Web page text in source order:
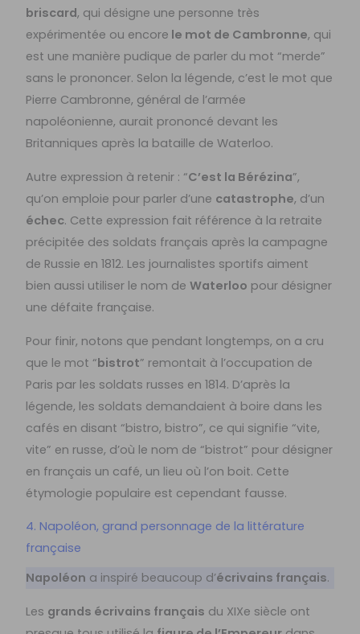
briscard, qui désigne une personne très
expérimentée ou encore le mot de Cambronne, qui
est une manière pudique de parler du mot “merde”
sans le prononcer. Selon la légende, c’est le mot que
Pierre Cambronne, général de l’armée
napoléonienne, aurait prononcé devant les
Britanniques après la bataille de Waterloo.
Autre expression à retenir : “C’est la Bérézina”,
qu’on emploie pour parler d’une catastrophe, d’un
échec. Cette expression fait référence à la retraite
précipitée des soldats français après la campagne
de Russie en 1812. Les journalistes sportifs aiment
bien aussi utiliser le nom deWaterloo pour désigner
une défaite française.
Pour finir, notons que pendant longtemps, on a cru
que le mot “bistrot” remontait à l’occupation de
Paris par les soldats russes en 1814. D’après la
légende, les soldats demandaient à boire dans les
cafés en disant “bistro, bistro”, ce qui signifie “vite,
vite” en russe, d’où le nom de “bistrot” pour désigner
en français un café, un lieu où l’on boit. Cette
étymologie populaire est cependant fausse.
4. Napoléon, grand personnage de la littérature
française
Napoléon a inspiré beaucoup d’écrivains français.
Les grands écrivains français du XIXe siècle ont